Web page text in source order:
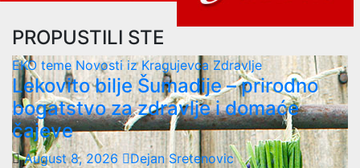
PROPUSTILI STE
EKO teme Novosti iz KragujevcaZdravlje
Lekovito bilje Šumadije – prirodno
bogatstvo za zdravlje i domaće
čajeve
August 8, 2026
Dejan Sretenovic